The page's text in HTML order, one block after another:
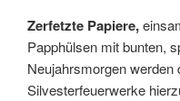
Zerfetzte Papiere,
Papphülsen mit bunten,
Neujahrsmorgen
Silvesterfeuerwerke